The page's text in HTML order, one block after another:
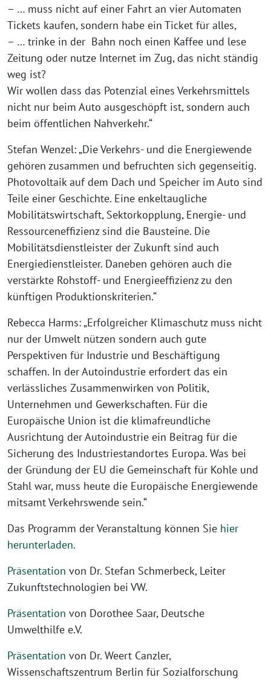
– … muss nicht auf einer Fahrt an vier Automaten
Tickets kaufen, sondern habe ein Ticket für alles,
– … trinke in der Bahn noch einen Kaffee und lese
Zeitung oder nutze Internet im Zug, das nicht ständig
weg ist?
Wir wollen dass das Potenzial eines Verkehrsmittels
nicht nur beim Auto ausgeschöpft ist, sondern auch
beim öffentlichen Nahverkehr.“
Stefan Wenzel: „Die Verkehrs- und die Energiewende
gehören zusammen und befruchten sich gegenseitig.
Photovoltaik auf dem Dach und Speicher im Auto sind
Teile einer Geschichte. Eine enkeltaugliche
Mobilitätswirtschaft, Sektorkopplung, Energie- und
Ressourceneffizienz sind die Bausteine. Die
Mobilitätsdienstleister der Zukunft sind auch
Energiedienstleister. Daneben gehören auch die
verstärkte Rohstoff- und Energieeffizienz zu den
künftigen Produktionskriterien.“
Rebecca Harms: „Erfolgreicher Klimaschutz muss nicht
nur der Umwelt nützen sondern auch gute
Perspektiven für Industrie und Beschäftigung
schaffen. In der Autoindustrie erfordert das ein
verlässliches Zusammenwirken von Politik,
Unternehmen und Gewerkschaften. Für die
Europäische Union ist die klimafreundliche
Ausrichtung der Autoindustrie ein Beitrag für die
Sicherung des Industriestandortes Europa. Was bei
der Gründung der EU die Gemeinschaft für Kohle und
Stahl war, muss heute die Europäische Energiewende
mitsamt Verkehrswende sein.“
Das Programm der Veranstaltung können Sie hier
herunterladen.
Präsentation von Dr. Stefan Schmerbeck, Leiter
Zukunftstechnologien bei VW.
Präsentation von Dorothee Saar, Deutsche
Umwelthilfe e.V.
Präsentation von Dr. Weert Canzler,
Wissenschaftszentrum Berlin für Sozialforschung